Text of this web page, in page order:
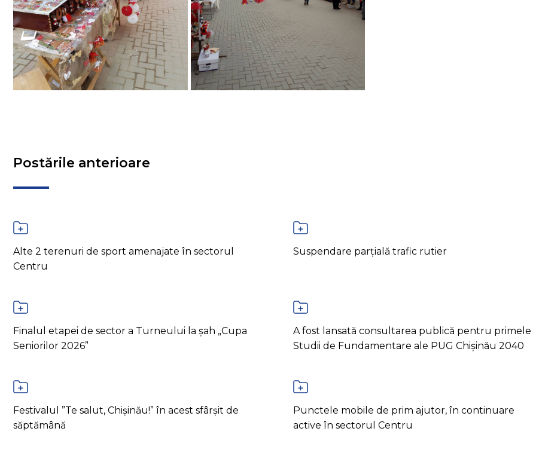
Postările anterioare
Alte 2 terenuri de sport amenajate în sectorul
Centru
Suspendare parțială trafic rutier
Finalul etapei de sector a Turneului la șah „Cupa
Seniorilor 2026”
A fost lansată consultarea publică pentru primele
Studii de Fundamentare ale PUG Chișinău 2040
Festivalul ”Te salut, Chișinău!” în acest sfârșit de
săptămână
Punctele mobile de prim ajutor, în continuare
active în sectorul Centru